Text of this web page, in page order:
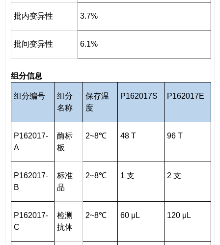
批内变异性 3.7%
批间变异性 6.1%
组分信息
组分编号
组分
名称
保存温
度
P162017S P162017E
P162017-
A
酶标
板
2~8℃ 48 T 96 T
P162017-
B
标准
品
2~8℃ 1 支 2 支
P162017-
C
检测
抗体
2~8℃ 60 μL 120 μL